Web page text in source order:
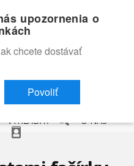
FILMOVÁ DATABÁZA
VYHĽADAŤ O NÁS
upozornenia o
chcete dostávať
Povoliť